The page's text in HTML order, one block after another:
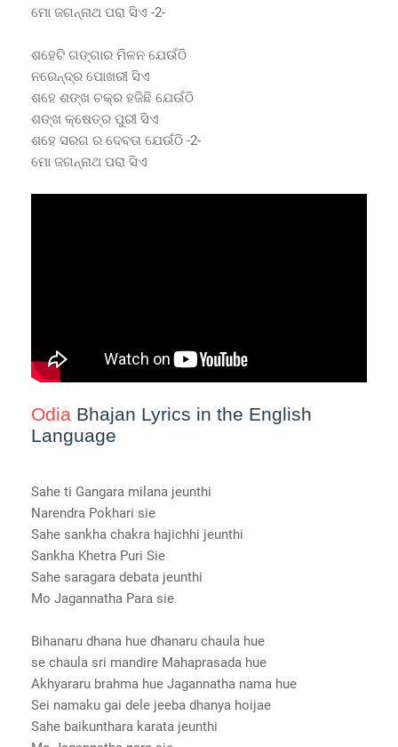
ମୋ ଜଗନ୍ନାଥ ପରା ସିଏ -2-
ଶହେଟି ଗଙ୍ଗାର ମିଳନ ଯେଉଁଠି
ନରେନ୍ଦ୍ର ପୋଖରୀ ସିଏ
ଶହେ ଶଙ୍ଖ ଚକ୍ର ହଜିଛି ଯେଉଁଠି
ଶଙ୍ଖ କ୍ଷେତ୍ର ପୁରୀ ସିଏ
ଶହେ ସରଗ ର ଦେବତା ଯେଉଁଠି -2-
ମୋ ଜଗନ୍ନାଥ ପରା ସିଏ
Odia Bhajan Lyrics in the English
Language
Sahe ti Gangara milana jeunthi
Narendra Pokhari sie
Sahe sankha chakra hajichhi jeunthi
Sankha Khetra Puri Sie
Sahe saragara debata jeunthi
Mo Jagannatha Para sie
Bihanaru dhana hue dhanaru chaula hue
se chaula sri mandire Mahaprasada hue
Akhyararu brahma hue Jagannatha nama hue
Sei namaku gai dele jeeba dhanya hoijae
Sahe baikunthara karata jeunthi